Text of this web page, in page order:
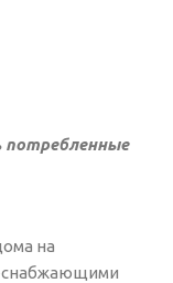
потребленные
на
снабжающими